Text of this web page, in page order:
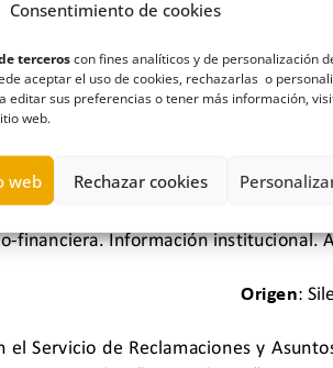
Consentimiento de cookies
terceroscon fines analíticos y de personalización
aceptar el uso de cookies, rechazarlas o
editar sus preferencias o tener más información,
web.
web Rechazar cookies